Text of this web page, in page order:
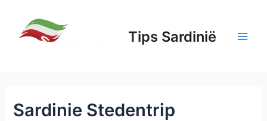
Tips Sardinië
Sardinie Stedentrip